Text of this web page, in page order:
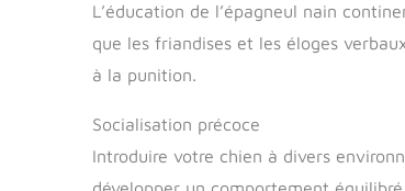
L’éducation de l’épagneul nain
que les friandises et les éloges
à la punition.
Socialisation précoce
Introduire votre chien à divers